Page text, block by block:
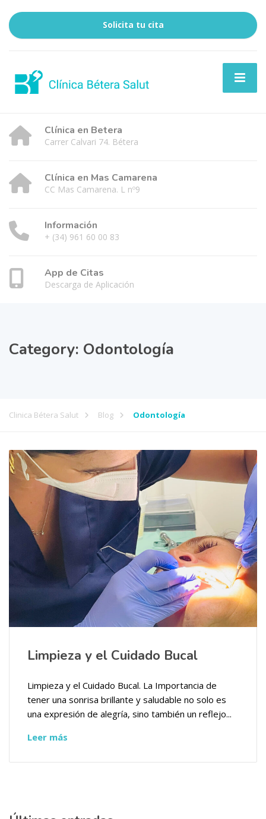
Solicita tu cita
Clínica en Betera
Carrer Calvari 74. Bétera
Clínica en Mas Camarena
CC Mas Camarena. L nº9
Información
+ (34) 961 60 00 83
App de Citas
Descarga de Aplicación
Category: Odontología
Clinica Bétera Salut Blog Odontología
Limpieza y el Cuidado Bucal
Limpieza y el Cuidado Bucal. La Importancia de
tener una sonrisa brillante y saludable no solo es
una expresión de alegría, sino también un reflejo...
Leer más